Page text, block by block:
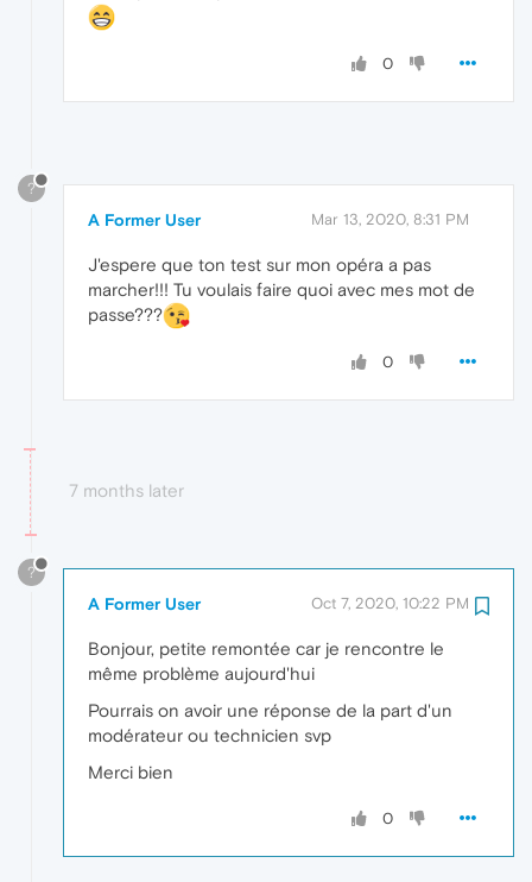
0
?
A Former User Mar 13, 2020, 8:31 PM
J'espere que ton test sur mon opéra a pas
marcher!!! Tu voulais faire quoi avec mes mot de
passe???
0
7 months later
?
A Former User Oct 7, 2020, 10:22 PM
Bonjour, petite remontée car je rencontre le
même problème aujourd'hui
Pourrais on avoir une réponse de la part d'un
modérateur ou technicien svp
Merci bien
0